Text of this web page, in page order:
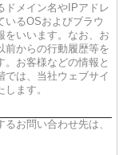
ドメイン名やIPアドレ
いるOSおよびブラウ
をいいます。なお、お
前からの行動履歴等を
。お客様などの情報と
では、当社ウェブサイ
ます。
お問い合わせ先は、